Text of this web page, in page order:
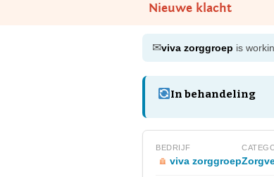
Nieuwe klacht
✉viva zorggroep is
In behandeling
BEDRIJF
viva zorggroep